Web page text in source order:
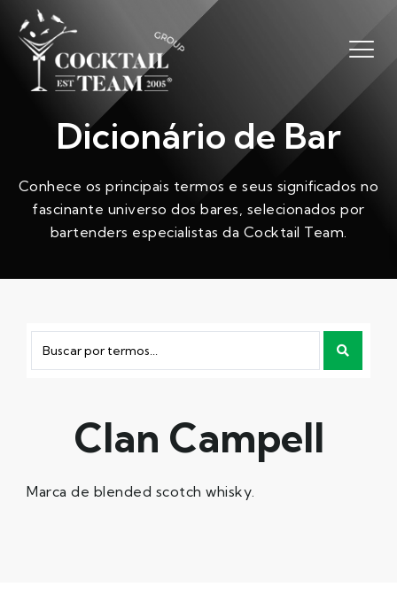
Dicionário de Bar
Conhece os principais termos e seus significados no
fascinante universo dos bares, selecionados por
bartenders especialistas da Cocktail Team.
Clan Campell
Marca de blended scotch whisky.